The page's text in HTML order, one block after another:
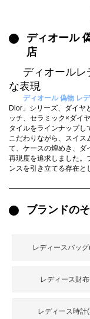
録
ー
ー
管
理
お
ら
せ
yoyocopys@gmail.com
2026人気特集
バッグ
財布
時計
服
ズボン
衣装セット
靴
住まい用品
アクセサリー
ベルト
スカーフ
アイフォーンケ
ース
小物
最
当店は正真正銘のn
📢 2026春の新作続々更
新作入荷！ルイ・ヴ
ディオール
店
ディオール
な表現
ディオール 偽物 レ
Dior」シリーズ、ダイヤ
ッチ、セラミック×ダイ
タイルをラインナップし
こだわりながら、スイ
て、ケースの煌めき、ダ
再現度を追求しました。
ンスを引き立てる存在と
ブランドの
レディースバッ
レディース財
レディース時計